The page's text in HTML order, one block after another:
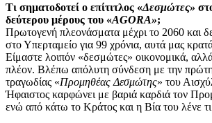
Τι σηματοδοτεί ο επίτιτλος «Δεσμώτες»
δεύτερου μέρους του «AGORA»;
Πρωτογενή πλεονάσματα μέχρι το 2060 και
στο Υπερταμείο για 99 χρόνια, αυτά μας
Είμαστε λοιπόν «δεσμώτες» οικονομικά,
πλέον. Βλέπω απόλυτη σύνδεση με την
τραγωδίας «Προμηθέας Δεσμώτης» του
Ήφαιστος καρφώνει με βαριά καρδιά τον
ενώ από κάτω το Κράτος και η Βία του λένε τι